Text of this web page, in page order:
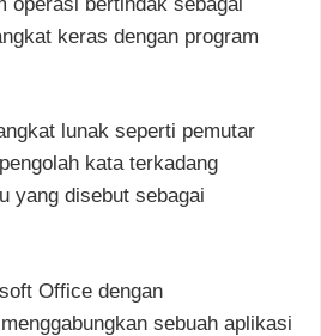
keras dengan program
lunak seperti pemutar
kata terkadang
yang disebut sebagai
Office dengan
sebuah aplikasi